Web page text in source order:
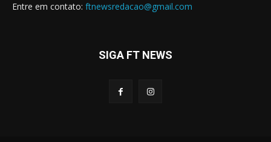
Entre em contato: ftnewsredacao@gmail.com
SIGA FT NEWS